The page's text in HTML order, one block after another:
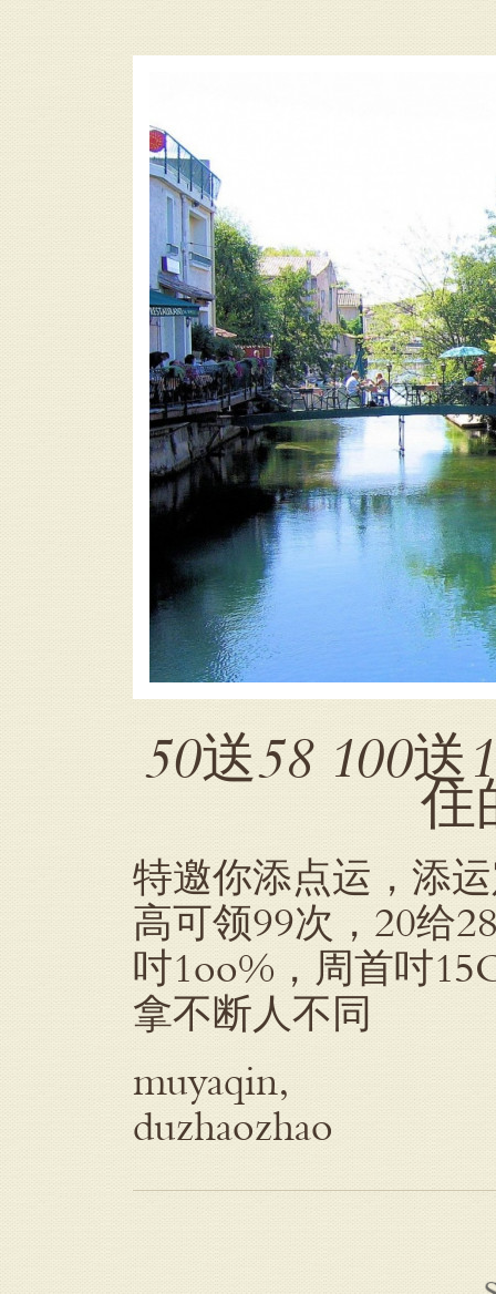
50送58 100送
住
特邀你添点运，添
高可领99次，20给
吋1oo%，周首吋
拿不断人不同
muyaqin,
duzhaozhao